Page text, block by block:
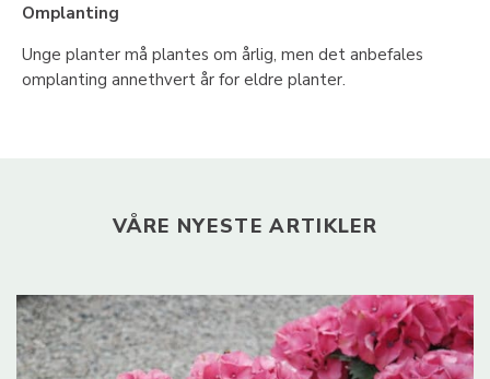
Omplanting
Unge planter må plantes om årlig, men det anbefales
omplanting annethvert år for eldre planter.
VÅRE NYESTE ARTIKLER